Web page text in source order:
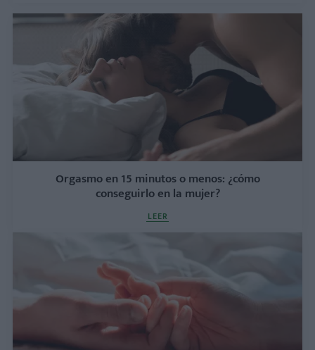
Orgasmo en 15 minutos o menos: ¿cómo
conseguirlo en la mujer?
LEER